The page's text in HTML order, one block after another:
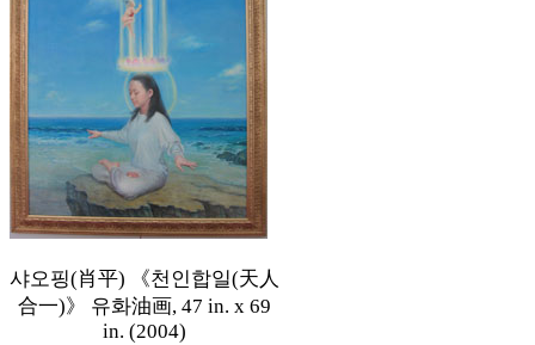
샤오핑(肖平) 《천인합일(天人
合一)》 유화油画, 47 in. x 69
in. (2004)